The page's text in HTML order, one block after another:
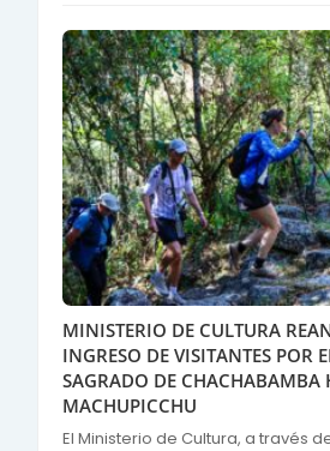
MINISTERIO DE CULTURA
INGRESO DE VISITANTES POR
SAGRADO DE CHACHABAMBA
MACHUPICCHU
El Ministerio de Cultura, a través